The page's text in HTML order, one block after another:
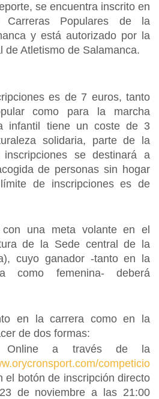
se encuentra inscrito en
Populares de la
y está autorizado por la
de Atletismo de Salamanca.
es de 7 euros, tanto
como para la marcha
infantil tiene un coste de 3
solidaria, parte de la
se destinará a
de personas sin hogar
de inscripciones es de
una meta volante en el
de la Sede central de la
cuyo ganador -tanto en la
como femenina- deberá
en la carrera como en la
de dos formas:
a través de la
competicio
el botón de inscripción directo
de noviembre a las 21:00